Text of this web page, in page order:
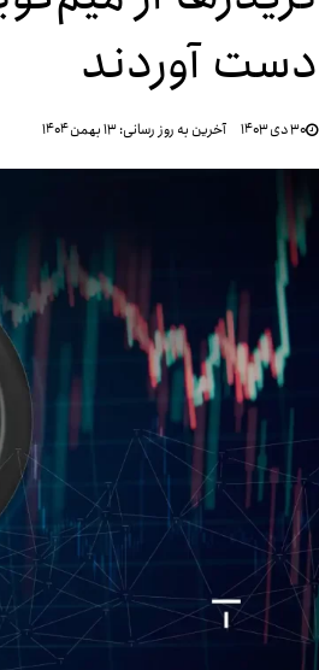
دست آوردند
۳۰ دی ۱۴۰۳ آخرین به روز رسانی:۱۳ بهمن ۱۴۰۴